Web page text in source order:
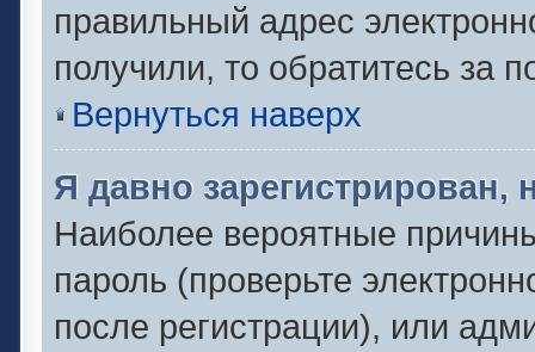
правильный адрес
получили, то обратитесь
Вернуться наверх
Я давно зарегистрирован,
Наиболее вероятные
пароль (проверьте
после регистрации), или